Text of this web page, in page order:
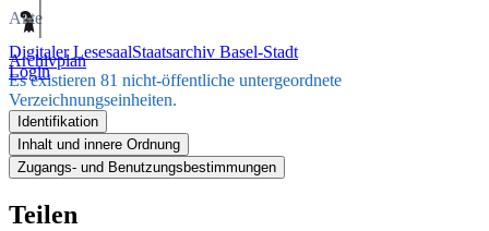
Digitaler LesesaalStaatsarchiv Basel-Stadt
Login
Akte
Archivplan
Es existieren 81 nicht-öffentliche untergeordnete
Verzeichnungseinheiten.
Identifikation
Inhalt und innere Ordnung
Zugangs- und Benutzungsbestimmungen
Teilen